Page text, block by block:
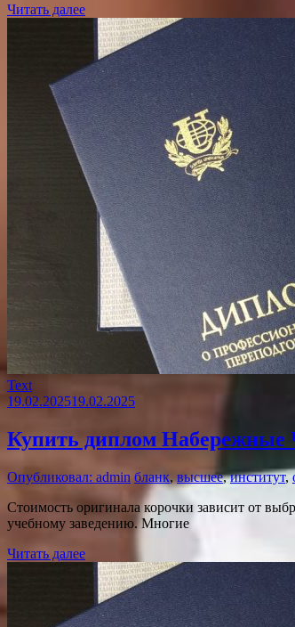
Читать далее
Text
19.02.202519.02.2025
Купить диплом Набережные
Опубликовал: admin бланк,высшее,институт,
Стоимость оригинала корочки зависит от
учебному заведению. Многие
Читать далее